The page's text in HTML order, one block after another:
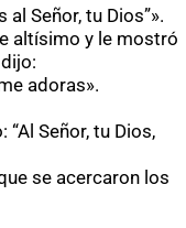
Señor, tu Dios”».
altísimo y le mostró
adoras».
Señor, tu Dios,
se acercaron los